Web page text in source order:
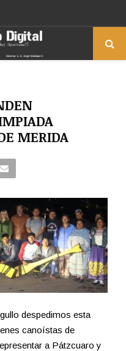
MERIDA
despedimos esta
canoístas de
a Pátzcuaro y